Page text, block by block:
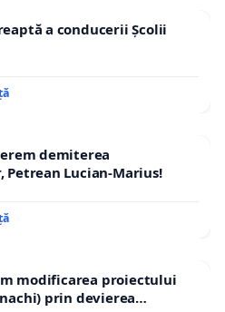
a conducerii Școlii
demiterea
Lucian-Marius!
modificarea proiectului
prin devierea